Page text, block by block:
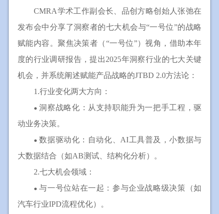
CMRA学术工作副会长、品创方略创始人张弛在
发布会中分享了洞察者的七大机会与“一号位”的战略
赋能内容。聚焦决策者（“一号位”）视角，借助本年
度的行业调研报告，提出2025年洞察行业的七大关键
机会，并系统阐述赋能产品战略的JTBD 2.0方法论：
1.行业变化两大方向：
●洞察战略化：从支持职能升为一把手工程，驱
动业务决策。
●数据驱动化：自动化、AI工具普及，小数据与
大数据结合（如AB测试、结构化分析）。
2.七大机会领域：
●与一号位站在一起：参与企业战略级决策（如
汽车行业IPD流程优化）。